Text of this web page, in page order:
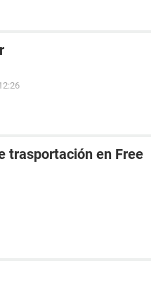
trasportación en Free